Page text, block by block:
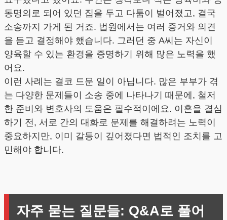
동명의로 되어 있던 집을 두고 다툼이 벌어졌고, 결국
소송까지 가게 된 거죠. 법원에서는 여러 증거와 의견
을 듣고 결정해야 했습니다. 그러던 중 A씨는 자신이
양육할 수 있는 환경을 증명하기 위해 많은 노력을 했
어요.
이런 사례는 결코 드문 일이 아닙니다. 많은 부부가 겪
는 다양한 문제들이 소송 중에 나타나기 때문에, 철저
한 준비와 변호사의 도움은 필수적이에요. 이혼을 결심
하기 전, 서로 간의 대화로 문제를 해결하려는 노력이
중요하지만, 이미 갈등이 깊어졌다면 법적인 조치를 고
민해야 합니다.
자주 묻는 질문들: Q&A로 풀어